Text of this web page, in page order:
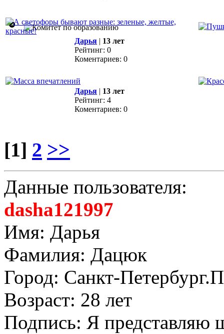
Дарья | 13 лет
Рейтинг: 0
Коментариев: 0
Дарья | 13 лет
Рейтинг: 4
Коментариев: 0
[1] 2 >>
Данные пользователя:
dasha121997
Имя: Дарья
Фамилия: Дацюк
Город: Санкт-
Возраст: 28 лет
Подпись: Я представляю